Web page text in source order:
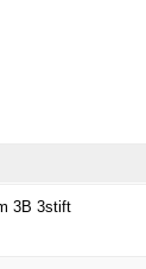
3B 3stift